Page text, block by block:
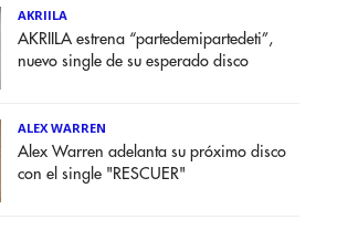
AKRIILA
AKRIILA estrena “partedemipartedeti”,
nuevo single de su esperado disco
ALEX WARREN
Alex Warren adelanta su próximo disco
con el single "RESCUER"